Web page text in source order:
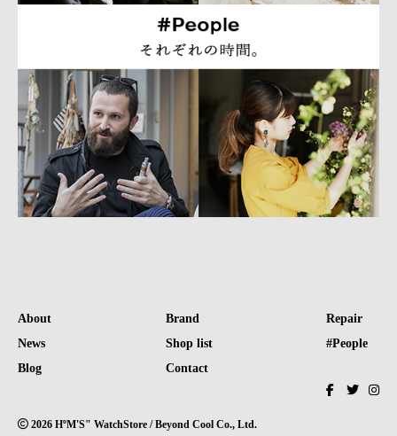
About
News
Blog
Brand
Shop list
Contact
Repair
#People
2026 HºM'S" WatchStore / Beyond Cool Co., Ltd.